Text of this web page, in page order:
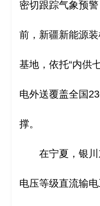
密切跟踪气象预
前，新疆新能源
基地，依托“内供
电外送覆盖全国
撑。
在宁夏，银
电压等级直流输